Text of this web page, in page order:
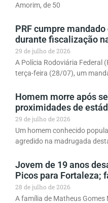
Amorim, de 50
PRF cumpre
durante fiscalização
29 de julho de 2026
A Polícia Rodoviária Federal
terça-feira (28/07), um
Homem morre após
proximidades de
29 de julho de 2026
Um homem conhecido
agredido na madrugada
Jovem de 19 anos
Picos para Fortaleza;
28 de julho de 2026
A família de Matheus